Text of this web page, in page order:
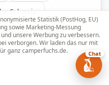
Schweiz
Sylt
Usedom
Statistik (PostHog, EU)
sowie Marketing-Messung
unsere Werbung zu verbessern.
verborgen. Wir laden das nur mit
ganz camperfuchs.de.
Chat